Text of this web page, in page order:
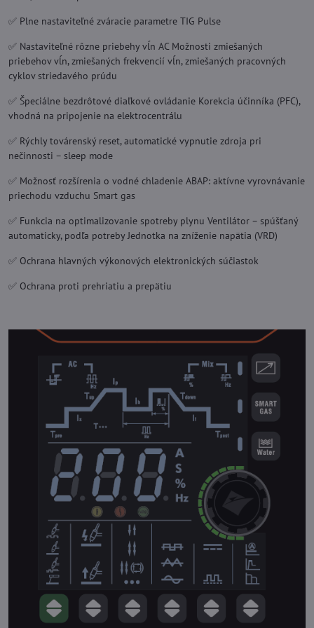
✅ Plne nastaviteľné zváracie parametre TIG Pulse
✅ Nastaviteľné rôzne priebehy vĺn AC Možnosti zmiešaných
priebehov vĺn, zmiešaných frekvencií vĺn, zmiešaných pracovných
cyklov striedavého prúdu
✅ Špeciálne bezdrôtové diaľkové ovládanie Korekcia účinníka (PFC),
vhodná na pripojenie na elektrocentrálu
✅ Rýchly továrenský reset, automatické vypnutie zdroja pri
nečinnosti – sleep mode
✅ Možnosť rozšírenia o vodné chladenie ABAP: aktívne vyrovnávanie
priechodu vzduchu Smart gas
✅ Funkcia na optimalizovanie spotreby plynu Ventilátor – spúšťaný
automaticky, podľa potreby Jednotka na zníženie napätia (VRD)
✅ Ochrana hlavných výkonových elektronických súčiastok
✅ Ochrana proti prehriatiu a prepätiu